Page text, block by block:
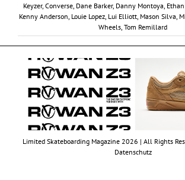
Keyzer, Converse, Dane Barker, Danny Montoya
Kenny Anderson Louie Lopez, Lui Elliott, Mason Silva
Wheels Tom Remillard
Limited Skateboarding Magazine 2026 | All Rights
Datenschutz